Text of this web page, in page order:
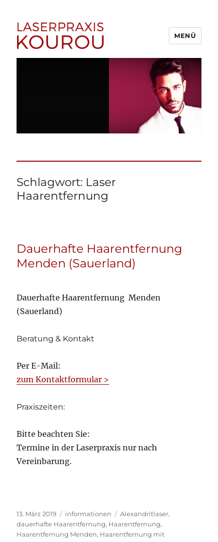
1A Laserpraxis Kourou –
Dauerhafte Haarentfernung
MENÜ
Schlagwort: Laser
Haarentfernung
Dauerhafte Haarentfernung
Menden (Sauerland)
Dauerhafte Haarentfernung Menden
(Sauerland)
Beratung & Kontakt
Per E-Mail:
zum Kontaktformular >
Praxiszeiten:
Bitte beachten Sie:
Termine in der Laserpraxis nur nach
Vereinbarung.
Veröffentlicht
am
13. März 2019 Kategorien
informationen Schlagwörter
Alexandritlaser,
dauerhafte Haarentfernung, Haarentfernung,
Haarentfernung Menden, Haarentfernung mit